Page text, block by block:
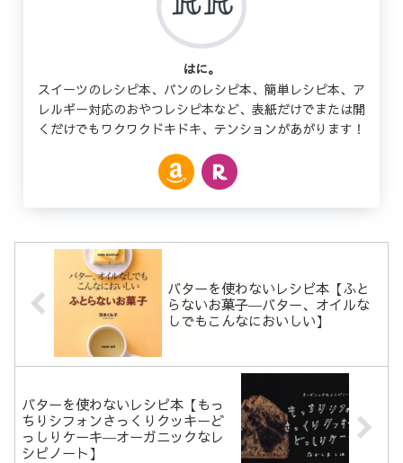
はに。
スイーツのレシピ本、パンのレシピ本、簡単レシピ本、ア
レルギー対応のおやつレシピ本など、表紙だけでまたは開
くだけでもワクワクドキドキ、テンションがあがります！
バターを使わないレシピ本【ふと
らないお菓子―バター、オイルな
しでもこんなにおいしい】
バターを使わないレシピ本【もっ
ちりシフォンさっくりクッキーど
っしりケーキ―オーガニックなレ
シピノート】